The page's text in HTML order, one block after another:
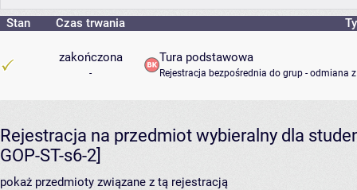
Stan Czas trwania
zakończona
-
Tura podstawowa
Rejestracja bezpośrednia do grup - odmiana
Rejestracja na przedmiot wybieralny dla
GOP-ST-s6-2]
pokaż przedmioty związane z tą rejestracją